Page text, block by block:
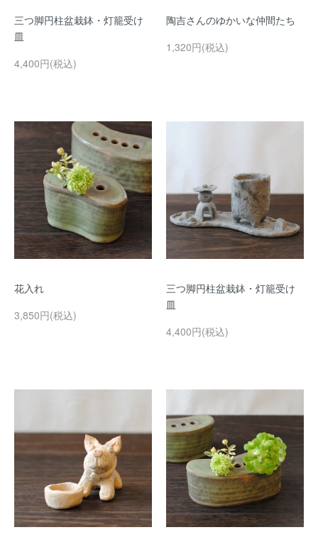
三つ脚円柱盆栽鉢・灯籠受け
皿
4,400円(税込)
陶吉さんのゆかいな仲間たち
1,320円(税込)
花入れ
3,850円(税込)
三つ脚円柱盆栽鉢・灯籠受け
皿
4,400円(税込)